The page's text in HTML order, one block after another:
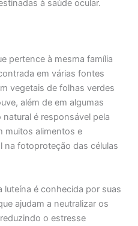
à saúde ocular.
pertence à mesma família
em várias fontes
vegetais de folhas verdes
além de em algumas
é responsável pela
muitos alimentos e
na fotoproteção das células
é conhecida por suas
ajudam a neutralizar os
o estresse